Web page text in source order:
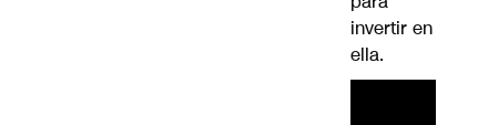
invertir en
ella.